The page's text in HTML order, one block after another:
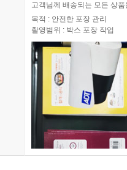
고객님께 배송되는 모든 상
목적 : 안전한 포장 관리
촬영범위 : 박스 포장 작업